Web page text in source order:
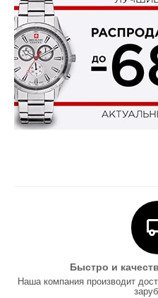
Быстро и
Наша компания производит